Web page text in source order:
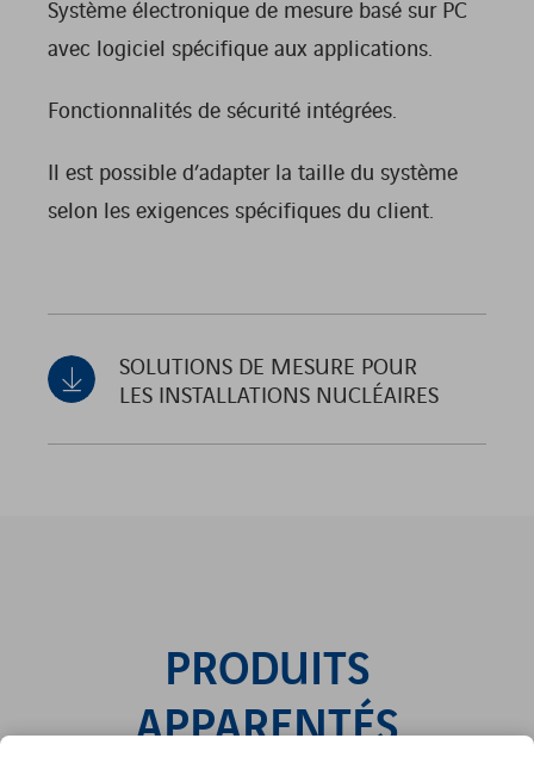
Système électronique de mesure basé sur PC
avec logiciel spécifique aux applications.
Fonctionnalités de sécurité intégrées.
Il est possible d’adapter la taille du système
selon les exigences spécifiques du client.
SOLUTIONS DE MESURE POUR
LES INSTALLATIONS NUCLÉAIRES
PRODUITS
APPARENTÉS